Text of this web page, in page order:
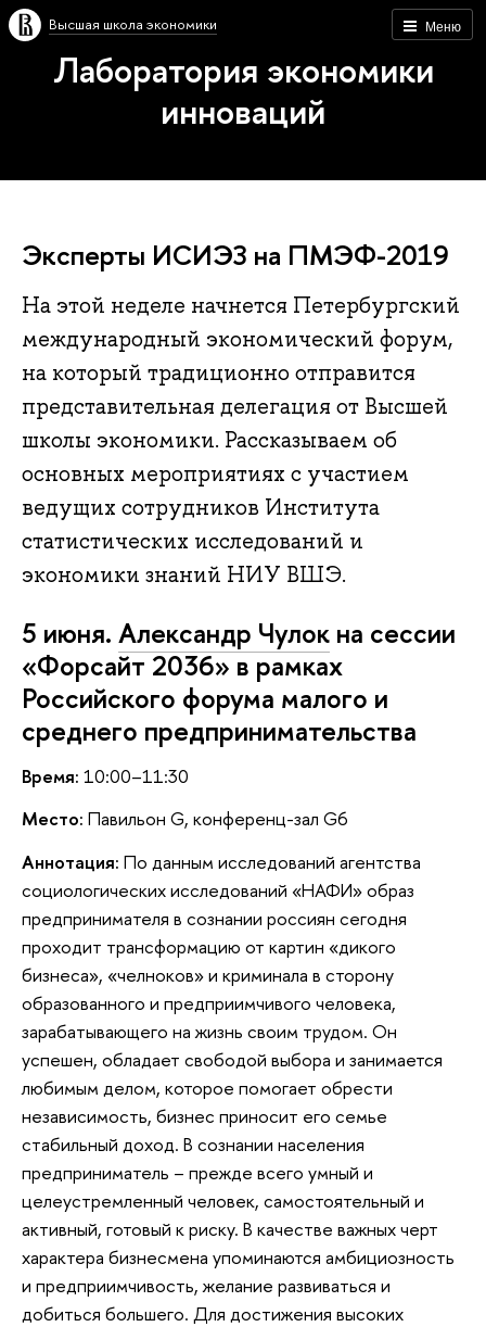
Меню
Высшая школа экономики
Лаборатория экономики
инноваций
Эксперты ИСИЭЗ на ПМЭФ-2019
На этой неделе начнется Петербургский
международный экономический форум,
на который традиционно отправится
представительная делегация от Высшей
школы экономики. Рассказываем об
основных мероприятиях с участием
ведущих сотрудников Института
статистических исследований и
экономики знаний НИУ ВШЭ.
5 июня. Александр Чулок на сессии
«Форсайт 2036» в рамках
Российского форума малого и
среднего предпринимательства
Время: 10:00–11:30
Место: Павильон G, конференц-зал G6
Аннотация: По данным исследований агентства
социологических исследований «НАФИ» образ
предпринимателя в сознании россиян сегодня
проходит трансформацию от картин «дикого
бизнеса», «челноков» и криминала в сторону
образованного и предприимчивого человека,
зарабатывающего на жизнь своим трудом. Он
успешен, обладает свободой выбора и занимается
любимым делом, которое помогает обрести
независимость, бизнес приносит его семье
стабильный доход. В сознании населения
предприниматель – прежде всего умный и
целеустремленный человек, самостоятельный и
активный, готовый к риску. В качестве важных черт
характера бизнесмена упоминаются амбициозность
и предприимчивость, желание развиваться и
добиться большего. Для достижения высоких